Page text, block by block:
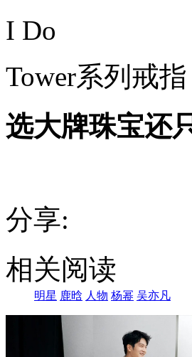
I Do
Tower系列戒指
选大牌珠宝还
分享:
相关阅读
明星 鹿晗 人物 杨幂 吴亦凡